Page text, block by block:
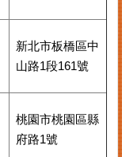
新北市板橋區中
山路1段161號
桃園市桃園區縣
府路1號